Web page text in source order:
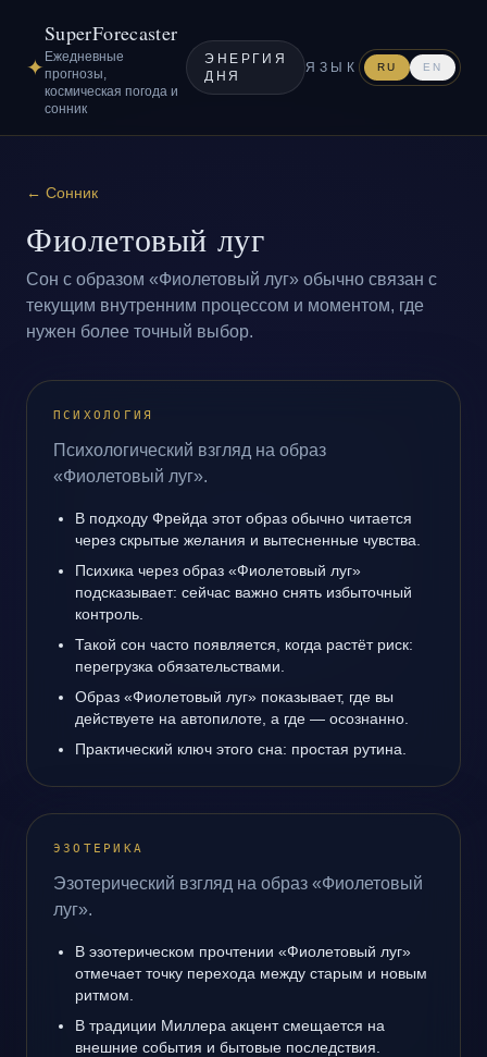
✦
SuperForecaster
Ежедневные
прогнозы,
космическая погода и
сонник
ЭНЕРГИЯ
ДНЯ
ЯЗЫК RU EN
← Сонник
Фиолетовый луг
Сон с образом «Фиолетовый луг» обычно связан с
текущим внутренним процессом и моментом, где
нужен более точный выбор.
ПСИХОЛОГИЯ
Психологический взгляд на образ
«Фиолетовый луг».
В подходу Фрейда этот образ обычно читается
через скрытые желания и вытесненные чувства.
Психика через образ «Фиолетовый луг»
подсказывает: сейчас важно снять избыточный
контроль.
Такой сон часто появляется, когда растёт риск:
перегрузка обязательствами.
Образ «Фиолетовый луг» показывает, где вы
действуете на автопилоте, а где — осознанно.
Практический ключ этого сна: простая рутина.
ЭЗОТЕРИКА
Эзотерический взгляд на образ «Фиолетовый
луг».
В эзотерическом прочтении «Фиолетовый луг»
отмечает точку перехода между старым и новым
ритмом.
В традиции Миллера акцент смещается на
внешние события и бытовые последствия.